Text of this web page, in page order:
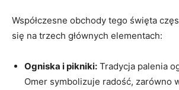
Współczesne ⁤obchody​ tego święta
się na trzech głównych elementach:
Ogniska i ⁤pikniki: Tradycja palenia
Omer symbolizuje radość, zarówno‌